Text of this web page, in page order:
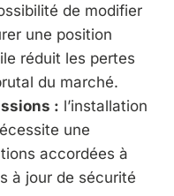
de modifier
une position
réduit les pertes
du marché.
: l’installation
une
accordées à
à jour de sécurité